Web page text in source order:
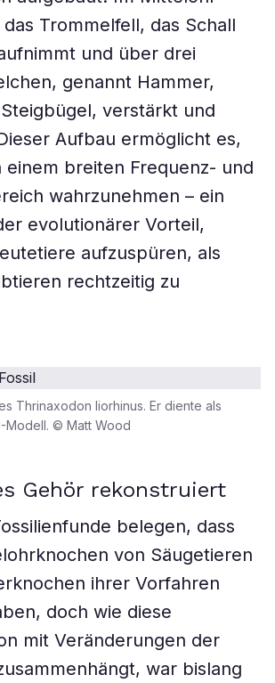
Trommelfell, das Schall
und über drei
genannt Hammer,
verstärkt und
Aufbau ermöglicht es,
einem breiten Frequenz- und
wahrzunehmen – ein
evolutionärer Vorteil,
aufzuspüren, als
rechtzeitig zu
Thrinaxodon liorhinus. Er diente als
Modell. © Matt Wood
Gehör rekonstruiert
belegen, dass
von Säugetieren
ihrer Vorfahren
doch wie diese
mit Veränderungen der
war bislang